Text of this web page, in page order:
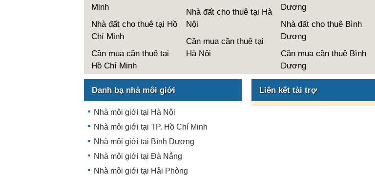
Minh
Nhà đất cho thuê tại Hồ
Chí Minh
Cần mua cần thuê tại
Hồ Chí Minh
Nhà đất cho thuê tại Hà
Nội
Cần mua cần thuê tại
Hà Nội
Dương
Nhà đất cho thuê Bình
Dương
Cần mua cần thuê Bình
Dương
Danh bạ nhà môi giới
Nhà môi giới tại Hà Nội
Nhà môi giới tại TP. Hồ Chí Minh
Nhà môi giới tại Bình Dương
Nhà môi giới tại Đà Nẵng
Nhà môi giới tại Hải Phòng
Liên kết tài trợ